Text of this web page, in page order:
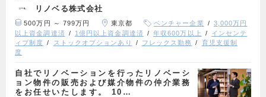
リノベる株式会社
500万円 ～ 799万円 東京都 ベンチャー企業
3,000万円
以上資金調達済
1億円以上資金調達済 年収600万以上
インセンテ
ィブ制度
ストックオプションあり フレックス勤務
育児支援制
度
自社でリノベーションを行ったリノベーシ
ョン物件の販売および媒介物件の仲介業務
をお任せいたします。 10…